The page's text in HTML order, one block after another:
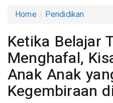
Home Pendidikan
Ketika Belajar
Menghafal,
Anak Anak
Kegembiraan